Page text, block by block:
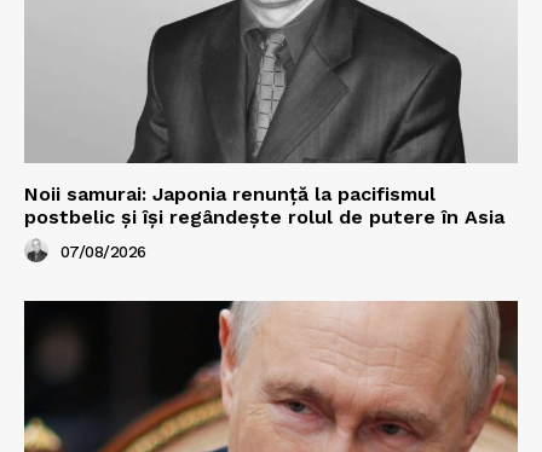
Noii samurai: Japonia renunță la pacifismul
postbelic și își regândește rolul de putere în Asia
07/08/2026